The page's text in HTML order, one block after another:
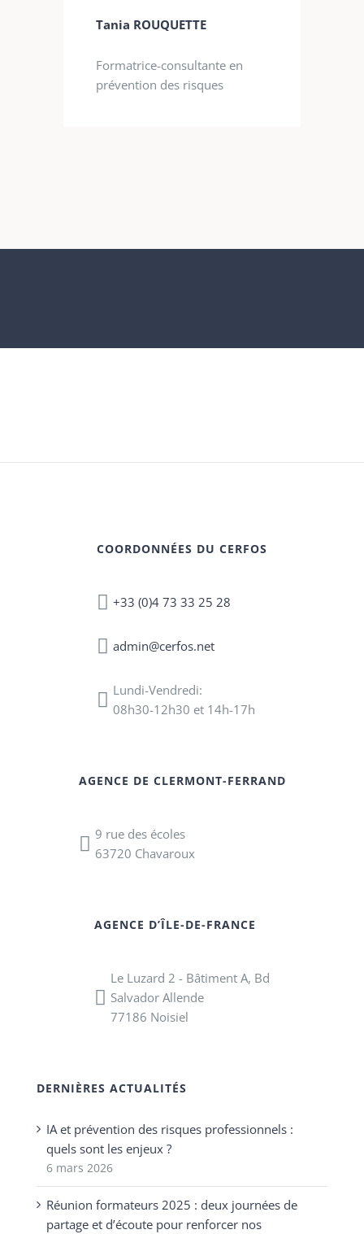
Tania ROUQUETTE
Formatrice-consultante en
prévention des risques
COORDONNÉES DU CERFOS
+33 (0)4 73 33 25 28
admin@cerfos.net
Lundi-Vendredi:
08h30-12h30 et 14h-17h
AGENCE DE CLERMONT-FERRAND
9 rue des écoles
63720 Chavaroux
AGENCE D’ÎLE-DE-FRANCE
Le Luzard 2 - Bâtiment A, Bd
Salvador Allende
77186 Noisiel
DERNIÈRES ACTUALITÉS
IA et prévention des risques professionnels :
quels sont les enjeux ?
6 mars 2026
Réunion formateurs 2025 : deux journées de
partage et d’écoute pour renforcer nos